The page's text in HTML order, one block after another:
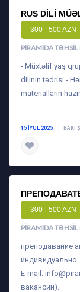
RUS DILI
300 - 500 AZN
PIRAMIDA
- Müxtəlif yaş
dilinin tədrisi -
materialların
15 IYUL 2025 BAKI
300 - 500 AZN
PIRAMIDA
преподавание
E-mail:
вакансии).